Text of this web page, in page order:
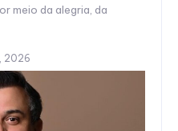
meio da alegria, da
2026